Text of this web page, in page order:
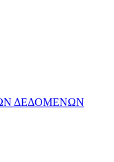
ΔΕΔΟΜΕΝΩΝ